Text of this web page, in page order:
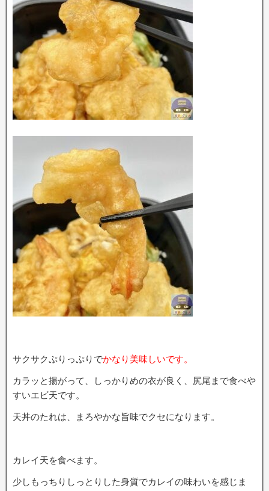
サクサクぷりっぷりでかなり美味しいです。
カラッと揚がって、しっかりめの衣が良く、尻尾まで食べや
すいエビ天です。
天丼のたれは、まろやかな旨味でクセになります。
カレイ天を食べます。
少しもっちりしっとりした身質でカレイの味わいを感じま